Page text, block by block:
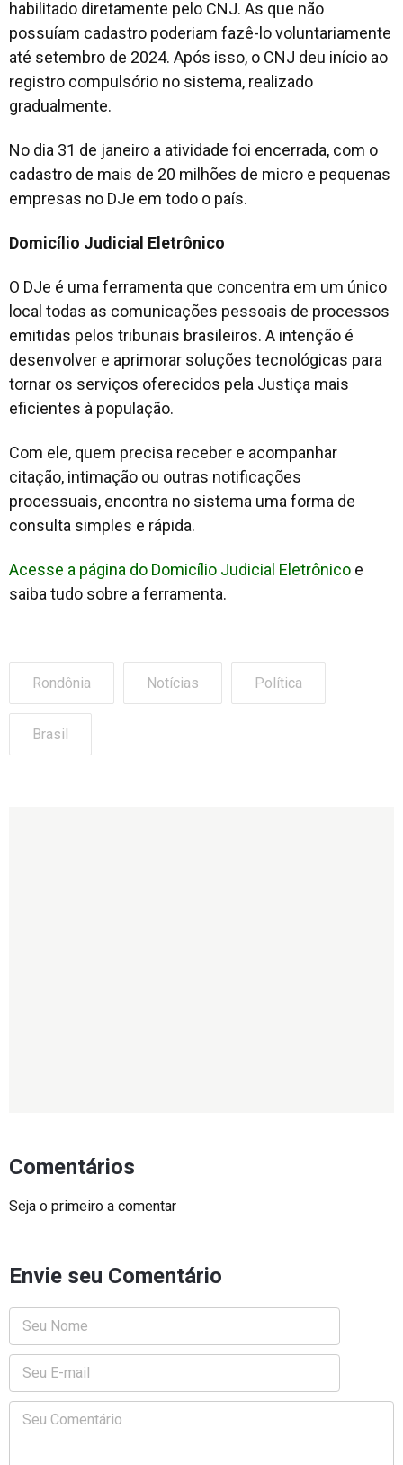
habilitado diretamente pelo CNJ. As que não
possuíam cadastro poderiam fazê-lo voluntariamente
até setembro de 2024. Após isso, o CNJ deu início ao
registro compulsório no sistema, realizado
gradualmente.
No dia 31 de janeiro a atividade foi encerrada, com o
cadastro de mais de 20 milhões de micro e pequenas
empresas no DJe em todo o país.
Domicílio Judicial Eletrônico
O DJe é uma ferramenta que concentra em um único
local todas as comunicações pessoais de processos
emitidas pelos tribunais brasileiros. A intenção é
desenvolver e aprimorar soluções tecnológicas para
tornar os serviços oferecidos pela Justiça mais
eficientes à população.
Com ele, quem precisa receber e acompanhar
citação, intimação ou outras notificações
processuais, encontra no sistema uma forma de
consulta simples e rápida.
Acesse a página do Domicílio Judicial Eletrônico e
saiba tudo sobre a ferramenta.
Rondônia Notícias Política
Brasil
Comentários
Seja o primeiro a comentar
Envie seu Comentário